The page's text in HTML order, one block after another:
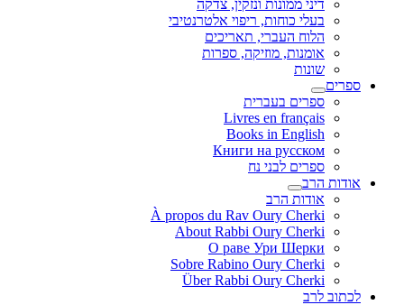
דיני ממונות ונזקין, צדקה
בעלי כוחות, ריפוי אלטרנטיבי
הלוח העברי, תאריכים
אומנות, מוזיקה, ספרות
שונות
ספרים
ספרים בעברית
Livres en français
Books in English
Книги на русском
ספרים לבני נח
אודות הרב
אודות הרב
À propos du Rav Oury Cherki
About Rabbi Oury Cherki
О раве Ури Шерки
Sobre Rabino Oury Cherki
Über Rabbi Oury Cherki
לכתוב לרב